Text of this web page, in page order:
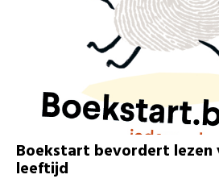
Boekstart bevordert lezen
leeftijd